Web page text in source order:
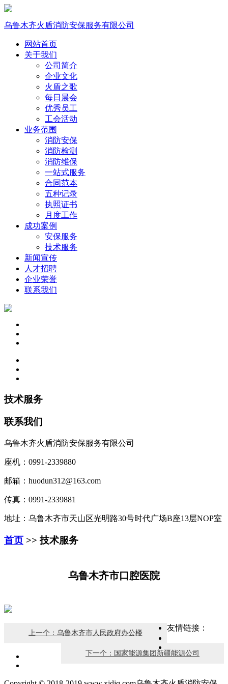
乌鲁木齐火盾消防安保服务有限公司
网站首页
关于我们
公司简介
企业文化
火盾之歌
每日晨会
优秀员工
工会活动
业务范围
消防安保
消防检测
消防维保
一站式服务
合同范本
五种记录
执照证书
月度工作
成功案例
安保服务
技术服务
新闻宣传
人才招聘
企业荣誉
联系我们
技术服务
联系我们
乌鲁木齐火盾消防安保服务有限公司
座机：0991-2339880
邮箱：huodun312@163.com
传真：0991-2339881
地址：乌鲁木齐市天山区光明路30号时代广场B座13层NOP室
首页 >> 技术服务
乌鲁木齐市口腔医院
上一个：乌鲁木齐市人民政府办公楼
下一个：国家能源集团新疆能源公司
友情链接：